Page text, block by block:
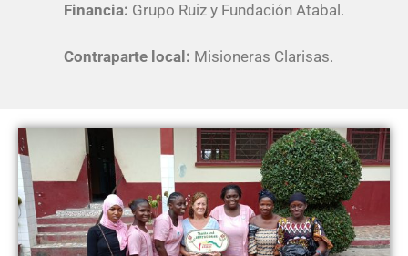
Financia: Grupo Ruiz y Fundación Atabal.
Contraparte local: Misioneras Clarisas.